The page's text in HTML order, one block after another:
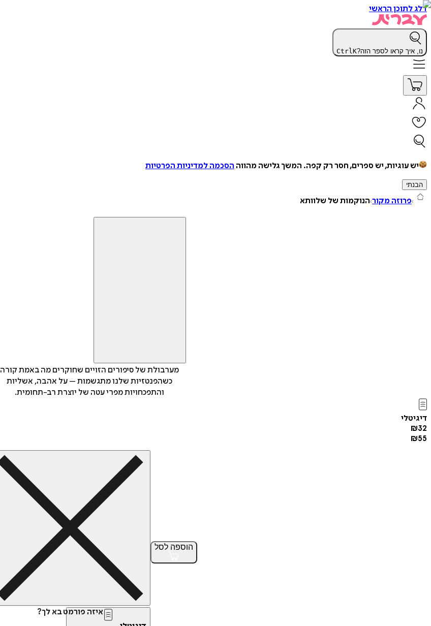
דלג לתוכן הראשי
נו, איך קראו לספר הזה? CtrlK
יש עוגיות, יש ספרים, חסר רק קפה. המשך גלישה מהווה הסכמה למדיניות הפרטיות
הבנתי
פרוזה מקור הנוקמות של שלוותא
מערבולת של סיפורים הזויים שחוקרים מה באמת קורה
כשהפנטזיות שלנו מתגשמות – על אהבה, אשליות
והתפכחויות מפרי עטה של יוצרת רב-תחומית.
דיגיטלי
₪32
₪55
הוספה לסל
איזה פורמט בא לך?